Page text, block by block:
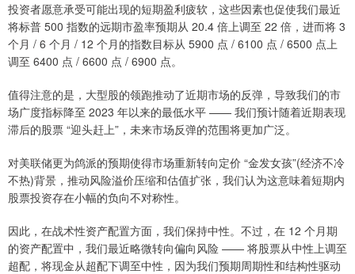
投资者愿意承受可能出现的短期盈利疲软，这些因素也促使我们最近
将标普 500 指数的远期市盈率预期从 20.4 倍上调至 22 倍，进而将 3
个月 / 6 个月 / 12 个月的指数目标从 5900 点 / 6100 点 / 6500 点上
调至 6400 点 / 6600 点 / 6900 点。
值得注意的是，大型股的领跑推动了近期市场的反弹，导致我们的市
场广度指标降至 2023 年以来的最低水平 —— 我们预计随着近期表现
滞后的股票 “迎头赶上”，未来市场反弹的范围将更加广泛。
对美联储更为鸽派的预期使得市场重新转向定价 “金发女孩”(经济不冷
不热)背景，推动风险溢价压缩和估值扩张，我们认为这意味着短期内
股票投资存在小幅的负向不对称性。
因此，在战术性资产配置方面，我们保持中性。不过，在 12 个月期
的资产配置中，我们最近略微转向偏向风险 —— 将股票从中性上调至
超配，将现金从超配下调至中性，因为我们预期周期性和结构性驱动